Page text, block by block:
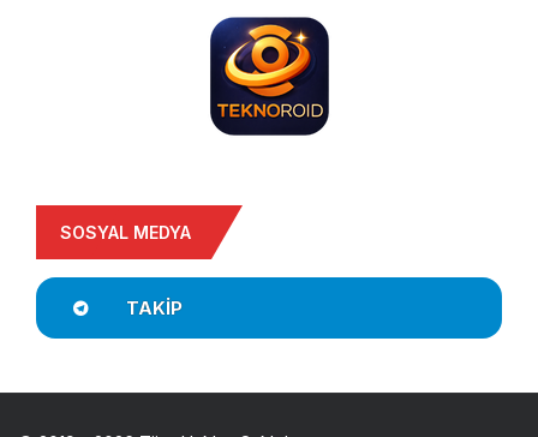
SOSYAL MEDYA
TAKIP